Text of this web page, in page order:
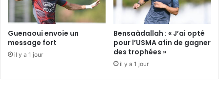
Guenaoui envoie un
message fort
il y a 1 jour
Bensaâdallah : « J’ai opté
pour l’USMA afin de gagner
des trophées »
il y a 1 jour